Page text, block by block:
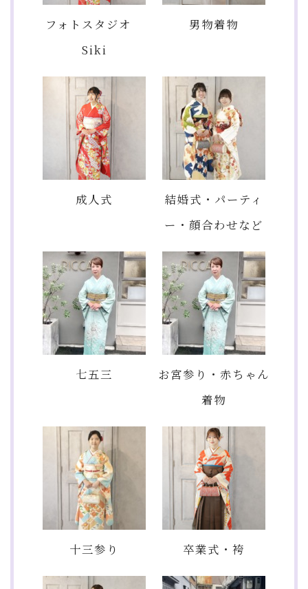
フォトスタジオ
Siki
男物着物
成人式
結婚式・パーティ
ー・顔合わせなど
七五三
お宮参り・赤ちゃん
着物
十三参り 卒業式・袴